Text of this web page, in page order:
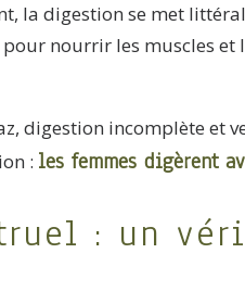
la digestion se met
nourrir les muscles et
digestion incomplète et
: les femmes digèrent
: un